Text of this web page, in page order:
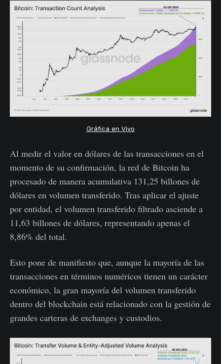
Gráfica en Vivo
Al medir el valor en dólares de las transacciones en el
momento de su confirmación, la red de Bitcoin ha
procesado de manera acumulativa 131,25 billones de
dólares en volumen transferido. Tras aplicar el ajuste
por entidad, el volumen transferido filtrado asciende a
11,63 billones de dólares, representando apenas el
8,86% del total.
Esto pone de manifiesto que, aunque la mayoría de las
transacciones en términos numéricos tienen un carácter
económico, la gran mayoría del volumen transferido
dentro del blockchain está relacionado con la gestión de
grandes carteras de exchanges y custodios.